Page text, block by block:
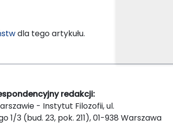
dla tego artykułu.
redakcji:
- Instytut Filozofii, ul.
1/3 (bud. 23, pok. 211), 01-938 Warszawa